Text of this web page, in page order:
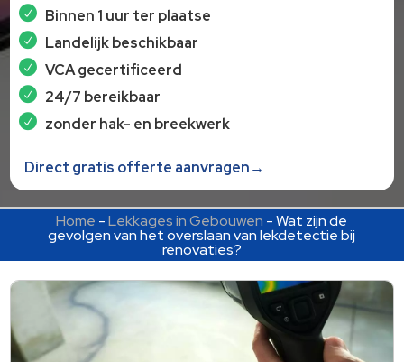
Binnen 1 uur ter plaatse
Landelijk beschikbaar
VCA gecertificeerd
24/7 bereikbaar
zonder hak- en breekwerk
Direct gratis offerte aanvragen→
Home -Lekkages in Gebouwen -Wat zijn de
gevolgen van het overslaan van lekdetectie bij
renovaties?